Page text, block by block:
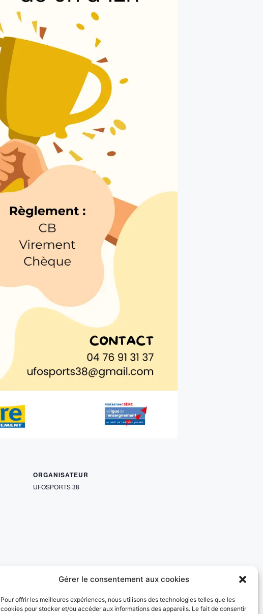
Gérer le consentement aux cookies
Pour offrir les meilleures expériences, nous utilisons des technologies telles que les
cookies pour stocker et/ou accéder aux informations des appareils. Le fait de consentir
ORGANISATEUR
UFOSPORTS 38